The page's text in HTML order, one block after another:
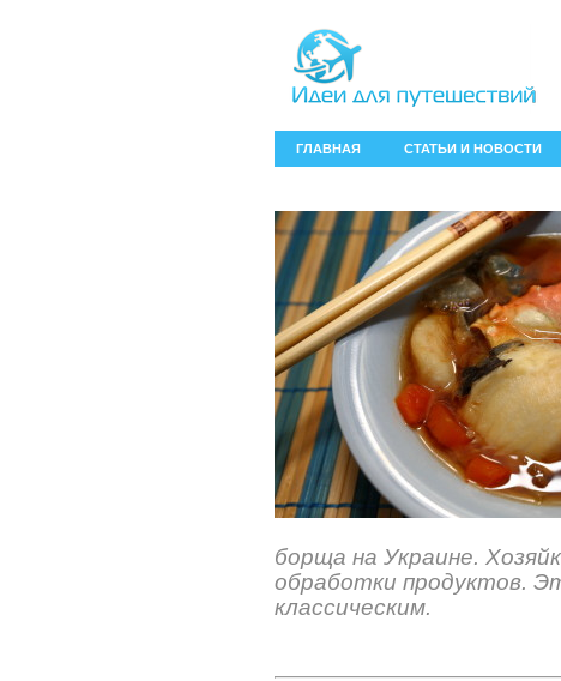
ГЛАВНАЯ СТАТЬИ И НОВОСТИ
борща на Украине.
обработки продуктов.
классическим.